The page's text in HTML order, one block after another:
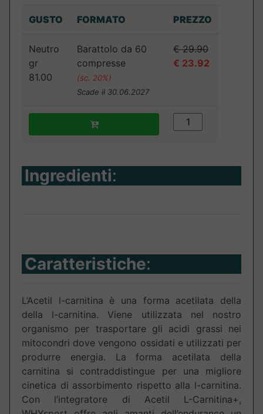
GUSTO FORMATO PREZZO
Neutro
gr
81.00
Barattolo da 60
compresse
(sc. 20%)
Scade il 30.06.2027
€ 29.90
€ 23.92
Ingredienti:
Caratteristiche:
L’Acetil l-carnitina è una forma acetilata della
della l-carnitina. Viene utilizzata nel nostro
organismo per trasportare gli acidi grassi nei
mitocondri dove vengono ossidati e utilizzati per
produrre energia. La forma acetilata della
carnitina si contraddistingue per una migliore
cinetica di assorbimento rispetto alla l-carnitina.
Con l’integratore di Acetil L-Carnitina+,